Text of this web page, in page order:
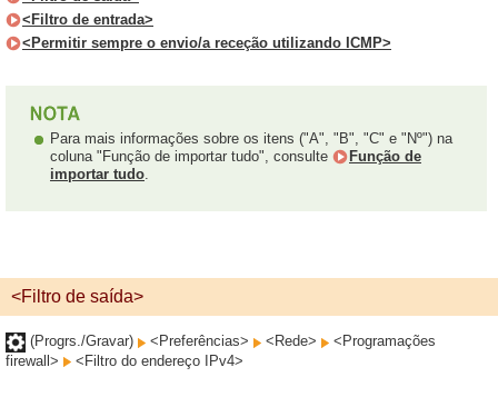
<Filtro de entrada>
<Permitir sempre o envio/a receção utilizando ICMP>
Para mais informações sobre os itens ("A", "B", "C" e "Nº") na
coluna "Função de importar tudo", consulte
Função de
importar tudo.
<Filtro de saída>
(Progrs./Gravar) <Preferências> <Rede>
<Programações
firewall>
<Filtro do endereço IPv4>